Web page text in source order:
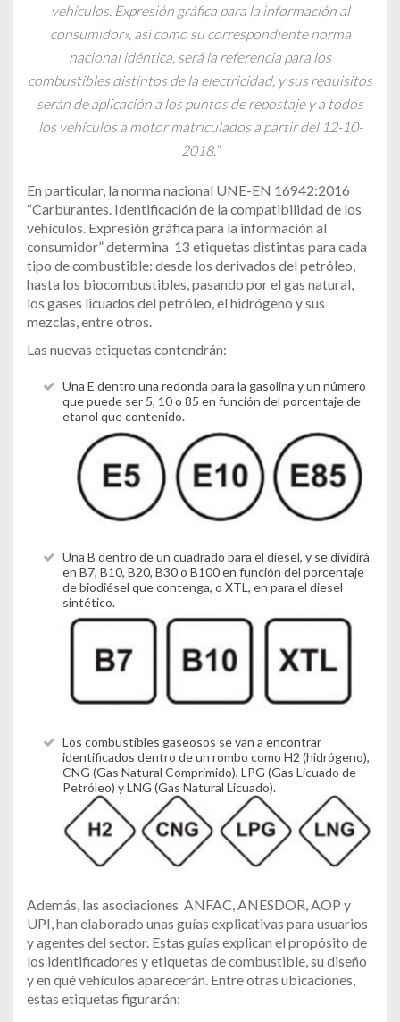
vehículos. Expresión gráfica para la información al
consumidor», así como su correspondiente norma
nacional idéntica, será la referencia para los
combustibles distintos de la electricidad, y sus requisitos
serán de aplicación a los puntos de repostaje y a todos
los vehículos a motor matriculados a partir del 12-10-
2018.”
En particular, la norma nacional UNE-EN 16942:2016
“Carburantes. Identificación de la compatibilidad de los
vehículos. Expresión gráfica para la información al
consumidor” determina 13 etiquetas distintas para cada
tipo de combustible: desde los derivados del petróleo,
hasta los biocombustibles, pasando por el gas natural,
los gases licuados del petróleo, el hidrógeno y sus
mezclas, entre otros.
Las nuevas etiquetas contendrán:
Una E dentro una redonda para la gasolina y un número
que puede ser 5, 10 o 85 en función del porcentaje de
etanol que contenido.
Una B dentro de un cuadrado para el diesel, y se dividirá
en B7, B10, B20, B30 o B100 en función del porcentaje
de biodiésel que contenga, o XTL, en para el diesel
sintético.
Los combustibles gaseosos se van a encontrar
identificados dentro de un rombo como H2 (hidrógeno),
CNG (Gas Natural Comprimido), LPG (Gas Licuado de
Petróleo) y LNG (Gas Natural Licuado).
Además, las asociaciones ANFAC, ANESDOR, AOP y
UPI, han elaborado unas guías explicativas para usuarios
y agentes del sector. Estas guías explican el propósito de
los identificadores y etiquetas de combustible, su diseño
y en qué vehículos aparecerán. Entre otras ubicaciones,
estas etiquetas figurarán: